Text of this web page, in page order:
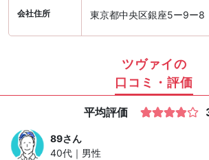
会社住所 東京都中央区銀座5ー9ー
ツヴァイの
口コミ・評価
平均評価
89さん
40代｜男性